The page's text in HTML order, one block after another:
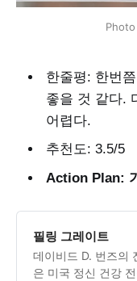
한줄평: 한번
좋을 것 같다.
어렵다.
추천도: 3.5/5
Action Plan:
필링 그레이트
데이비드 D. 번즈의
은 미국 정신 건강